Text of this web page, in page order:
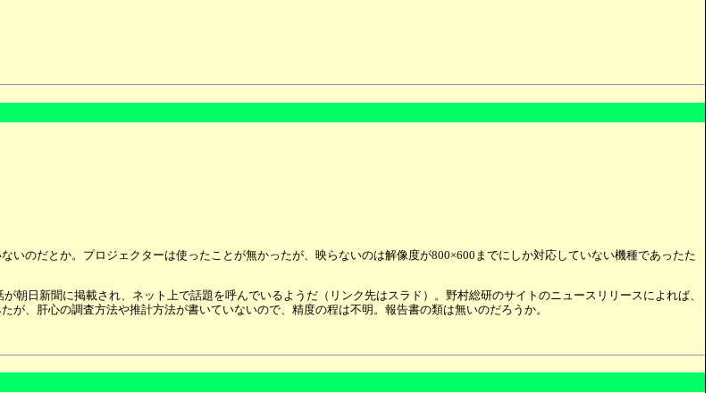
のだとか。プロジェクターは使ったことが無かったが、映らないのは解像度が800×600までにしか対応していない機種であったた
が朝日新聞に掲載され、ネット上で話題を呼んでいるようだ（リンク先はスラド）。野村総研のサイトのニュースリリースによれば、
、肝心の調査方法や推計方法が書いていないので、精度の程は不明。報告書の類は無いのだろうか。